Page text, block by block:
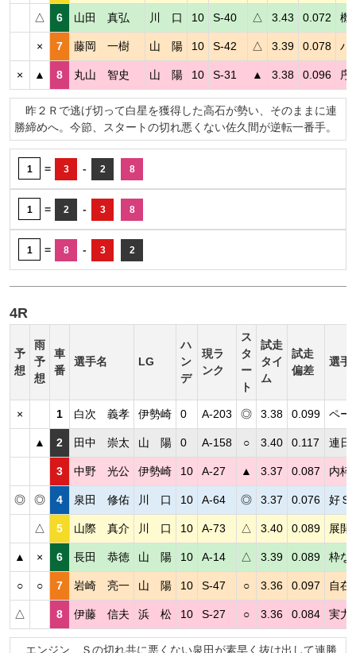
△ 6 山田 真弘 川 口 10 S-40 △ 3.43 0.072 機
× 7 藤岡 一樹 山 陽 10 S-42 △ 3.39 0.078 パ
× ▲ 8 丸山 智史 山 陽 10 S-31 ▲ 3.38 0.096 序
昨２Ｒで逃げ切って白星を獲得した高石が勢い、そのままに連
勝締めへ。今節、スタートの切れ悪くない佐久間が逆転一番手。
1 = 3 - 2 8
1 = 2 - 3 8
1 = 8 - 3 2
4R
予
想
雨
予
想
車
番
選手名 LG
ハ
ン
デ
現ラ
ンク
ス
タ
ー
ト
試走
タイ
ム
試走
偏差
選手
× 1 白次 義孝 伊勢崎 0 A-203 ◎ 3.38 0.099 ペー
▲ 2 田中 崇太 山 陽 0 A-158 ○ 3.40 0.117 連日
3 中野 光公 伊勢崎 10 A-27 ▲ 3.37 0.087 内枠
◎ ◎ 4 泉田 修佑 川 口 10 A-64 ◎ 3.37 0.076 好Ｓ
△ 5 山際 真介 川 口 10 A-73 △ 3.40 0.089 展開
▲ × 6 長田 恭徳 山 陽 10 A-14 △ 3.39 0.089 枠な
○ ○ 7 岩崎 亮一 山 陽 10 S-47 ○ 3.36 0.097 自在
△ 8 伊藤 信夫 浜 松 10 S-27 ○ 3.36 0.084 実力
エンジン、Ｓの切れ共に悪くない泉田が素早く抜け出して連勝